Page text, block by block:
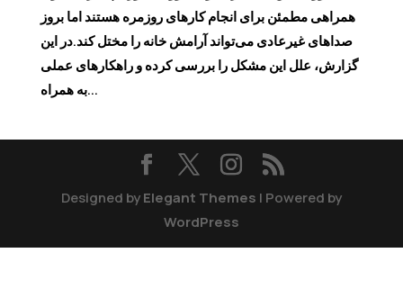
همراهی مطمئن برای انجام کارهای روزمره هستند اما بروز
صداهای غیرعادی می‌تواند آرامش خانه را مختل کند.در این
گزارش، علل این مشکل را بررسی کرده و راهکارهای عملی
به همراه...
Designed byElegant Themes | Powered by
WordPress